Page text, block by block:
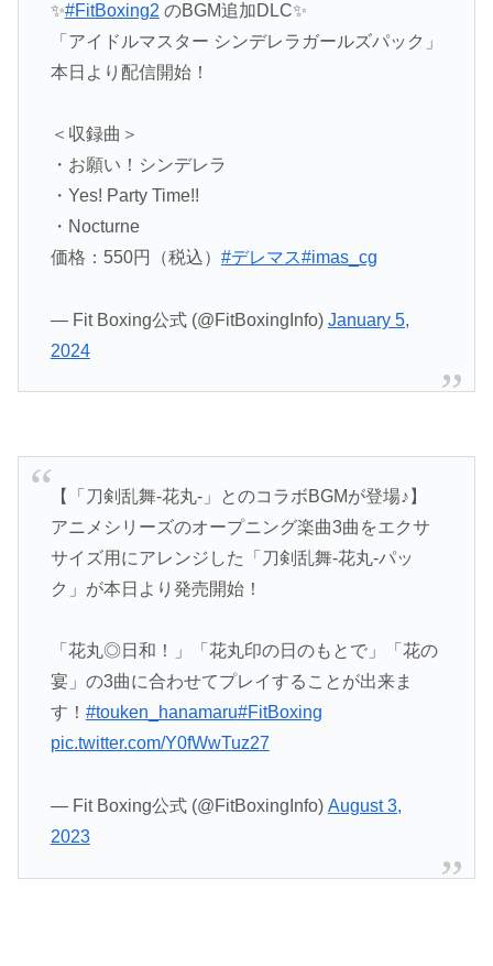
✨#FitBoxing2 のBGM追加DLC✨
「アイドルマスター シンデレラガールズパック」
本日より配信開始！
＜収録曲＞
・お願い！シンデレラ
・Yes! Party Time!!
・Nocturne
価格：550円（税込） #デレマス#imas_cg
— Fit Boxing公式 (@FitBoxingInfo) January 5,
2024
【「刀剣乱舞-花丸-」とのコラボBGMが登場♪】
アニメシリーズのオープニング楽曲3曲をエクサ
サイズ用にアレンジした「刀剣乱舞-花丸-パッ
ク」が本日より発売開始！
「花丸◎日和！」「花丸印の日のもとで」「花の
宴」の3曲に合わせてプレイすることが出来ま
す！ #touken_hanamaru#FitBoxing
pic.twitter.com/Y0fWwTuz27
— Fit Boxing公式 (@FitBoxingInfo) August 3,
2023